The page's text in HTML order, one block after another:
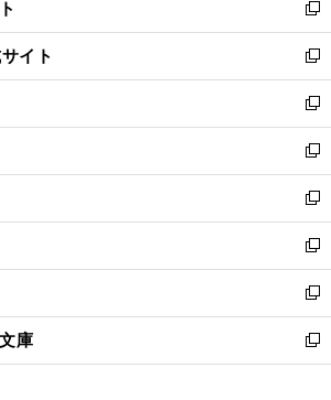
く
で
開
く
ィ
ン
ド
ウ
で
開
く
い
ウ
ィ
ン
ド
ウ
で
開
く
新
し
い
ウ
ィ
ン
ド
ウ
で
開
く
イト
新
し
い
ウ
ィ
ン
ド
ウ
で
開
く
新
し
い
ウ
ィ
ン
ド
ウ
で
開
く
新
し
い
ウ
ィ
ン
ド
ウ
で
開
新
し
い
ウ
ィ
ン
ド
ウ
新
し
い
ウ
ィ
ン
新
し
い
ウ
庫
新
し